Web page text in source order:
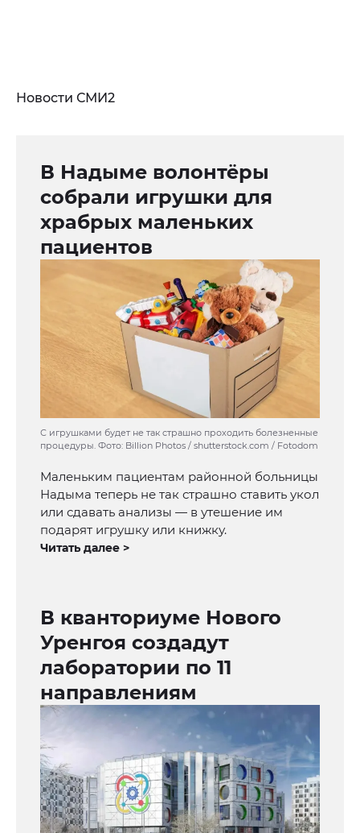
Новости СМИ2
В Надыме волонтёры
собрали игрушки для
храбрых маленьких
пациентов
С игрушками будет не так страшно проходить болезненные
процедуры. Фото: Billion Photos / shutterstock.com / Fotodom
Маленьким пациентам районной больницы
Надыма теперь не так страшно ставить укол
или сдавать анализы — в утешение им
подарят игрушку или книжку.
Читать далее >
В кванториуме Нового
Уренгоя создадут
лаборатории по 11
направлениям